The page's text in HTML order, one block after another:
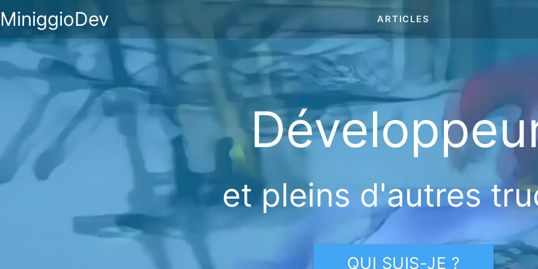
MiniggioDev ARTICLES
et pleins d'autres
QUI SUIS-JE ?